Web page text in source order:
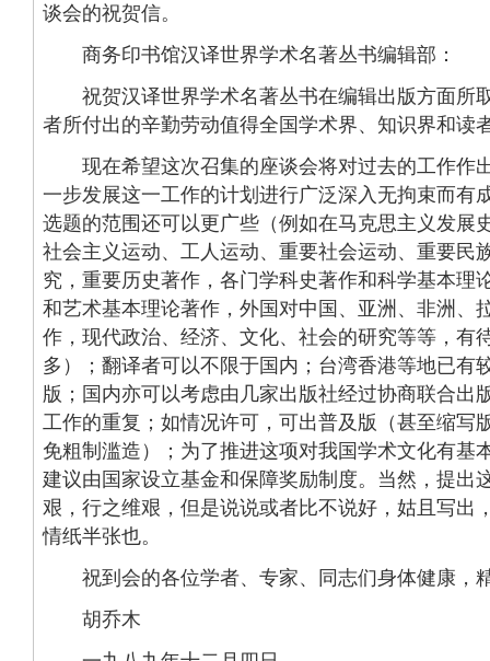
谈会的祝贺信。
商务印书馆汉译世界学术名著丛书编辑部：
祝贺汉译世界学术名著丛书在编辑出版方面所
者所付出的辛勤劳动值得全国学术界、知识界和读
现在希望这次召集的座谈会将对过去的工作作
一步发展这一工作的计划进行广泛深入无拘束而有
选题的范围还可以更广些（例如在马克思主义发展
社会主义运动、工人运动、重要社会运动、重要民
究，重要历史著作，各门学科史著作和科学基本理
和艺术基本理论著作，外国对中国、亚洲、非洲、
作，现代政治、经济、文化、社会的研究等等，有
多）；翻译者可以不限于国内；台湾香港等地已有
版；国内亦可以考虑由几家出版社经过协商联合出
工作的重复；如情况许可，可出普及版（甚至缩写
免粗制滥造）；为了推进这项对我国学术文化有基
建议由国家设立基金和保障奖励制度。当然，提出
艰，行之维艰，但是说说或者比不说好，姑且写出
情纸半张也。
祝到会的各位学者、专家、同志们身体健康，
胡乔木